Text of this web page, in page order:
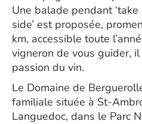
Une balade pendant
side’ est proposée,
km, accessible toute
vigneron de vous guider,
passion du vin.
Le Domaine de
familiale située à St-
Languedoc, dans le Parc